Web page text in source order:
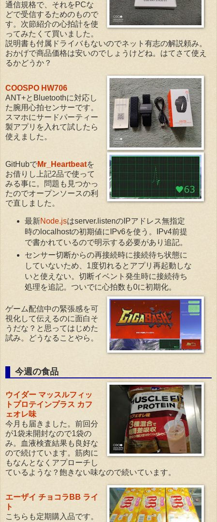
通信規格で、それをPCな
どで受信するためのもので
す。次節紹介の心拍計を使
ってみたくて買いました。
説明書も付属ドライバもないのでネット有志の解説頼み。
おかげで商品価格は安いのでしょうけどね。はてさて使え
るかどうか？
COOSPO HW706
ANT+とBluetoothに対応し
た腕用心拍センサーです。
スマホにサードパーティー
製アプリを入れて試したら
使えました。
GitHubでMr_Heartbeatを
お借りし上記2品で使って
みる事に。問題も見つかっ
たのでオープンソースの利
で直しました。
最新Node.jsはserver.listenのIPアドレス無指定
時のlocalhostの初期値にIPv6を使う。IPv4前提
で書かれているので明示する必要があり追記。
センサー切断からの再接続時に接続待ち状態に
していないため、1度切れるとアプリ再起動しな
いと使えない。切断イベント発生時に接続待ち
処理を追記。ついでに心拍数も0に初期化。
ゲーム配信中の緊張感を可
視化して伝えるのに面白そ
うだな？と思ってはじめた
試み。どうなることやら。
今週の食品
ウイダー マッスルフィッ
トプロテインプラス カフ
ェオレ味
今月も届きました。前回分
が1袋未開封なので1袋の
み。血液検査結果も良好な
ので続けています。筋肉に
もなんとなくアプローチし
ているような？飽きない味なので続いています。
エーザイ チョコラBB ライ
ト
こちらも定期購入品です。